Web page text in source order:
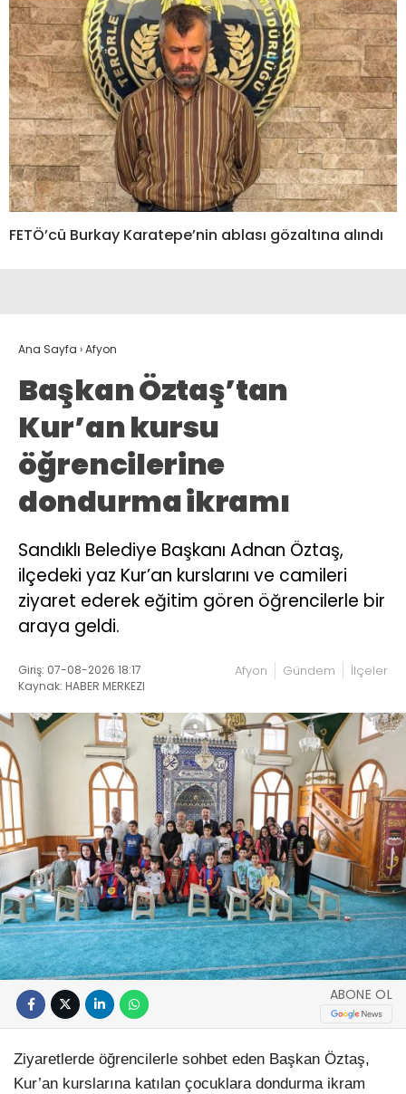
FETÖ’cü Burkay Karatepe’nin ablası gözaltına alındı
Ana Sayfa ›Afyon
Başkan Öztaş’tan
Kur’an kursu
öğrencilerine
dondurma ikramı
Sandıklı Belediye Başkanı Adnan Öztaş,
ilçedeki yaz Kur’an kurslarını ve camileri
ziyaret ederek eğitim gören öğrencilerle bir
araya geldi.
Giriş: 07-08-2026 18:17
Kaynak: HABER MERKEZI
Afyon Gündem İlçeler
ABONE OL
Ziyaretlerde öğrencilerle sohbet eden Başkan Öztaş,
Kur’an kurslarına katılan çocuklara dondurma ikram